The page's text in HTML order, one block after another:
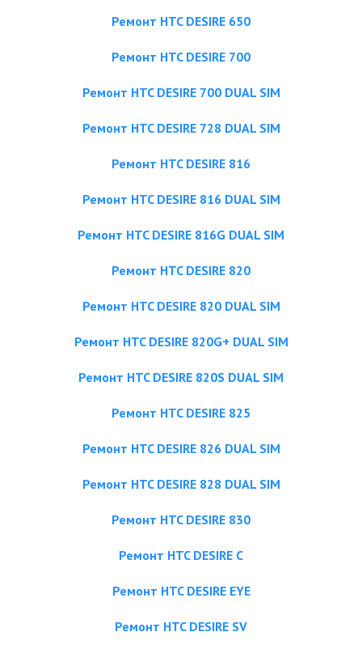
Ремонт HTC DESIRE 650
Ремонт HTC DESIRE 700
Ремонт HTC DESIRE 700 DUAL SIM
Ремонт HTC DESIRE 728 DUAL SIM
Ремонт HTC DESIRE 816
Ремонт HTC DESIRE 816 DUAL SIM
Ремонт HTC DESIRE 816G DUAL SIM
Ремонт HTC DESIRE 820
Ремонт HTC DESIRE 820 DUAL SIM
Ремонт HTC DESIRE 820G+ DUAL SIM
Ремонт HTC DESIRE 820S DUAL SIM
Ремонт HTC DESIRE 825
Ремонт HTC DESIRE 826 DUAL SIM
Ремонт HTC DESIRE 828 DUAL SIM
Ремонт HTC DESIRE 830
Ремонт HTC DESIRE C
Ремонт HTC DESIRE EYE
Ремонт HTC DESIRE SV